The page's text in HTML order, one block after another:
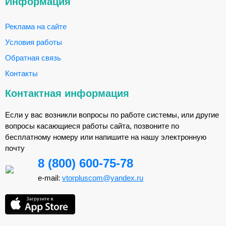
Реклама на сайте
Условия работы
Обратная связь
Контакты
Контактная информация
Если у вас возникли вопросы по работе системы, или другие
вопросы касающиеся работы сайта, позвоните по
бесплатному номеру или напишите на нашу электронную
почту
8 (800) 600-75-78
e-mail: vtorpluscom@yandex.ru